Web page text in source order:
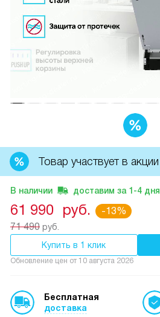
Товар участвует в акции
В наличии доставим за 1-4 дня
61 990 руб.
-13%
71 490 руб.
Купить в 1 клик
Обновление цен от 10 августа 2026
Бесплатная
доставка